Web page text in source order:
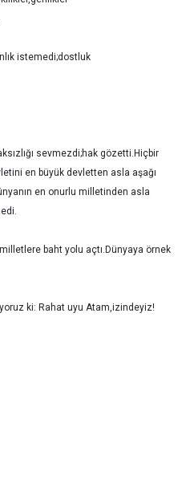
istemedi;dostluk
sevmezdi;hak gözetti.Hiçbir
en büyük devletten asla aşağı
en onurlu milletinden asla
baht yolu açtı.Dünyaya örnek
ki: Rahat uyu Atam,izindeyiz!